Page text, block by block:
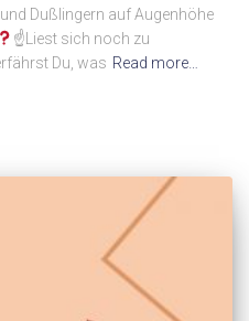
Dußlingern auf Augenhöhe
☝ Liest sich noch zu
Du, was Read more…